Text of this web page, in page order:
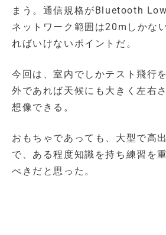
まう。通信規格がBluetooth
ネットワーク範囲は20mしかな
ればいけないポイントだ。
今回は、室内でしかテスト飛行
外であれば天候にも大きく左右
想像できる。
おもちゃであっても、大型で高
で、ある程度知識を持ち練習を
べきだと思った。